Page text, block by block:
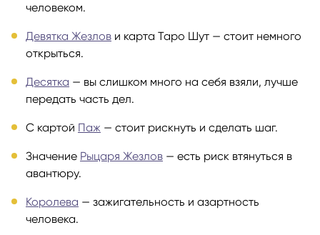
человеком.
Девятка Жезлов и карта Таро Шут — стоит немного
открыться.
Десятка — вы слишком много на себя взяли, лучше
передать часть дел.
С картой Паж — стоит рискнуть и сделать шаг.
Значение Рыцаря Жезлов — есть риск втянуться в
авантюру.
Королева — зажигательность и азартность
человека.